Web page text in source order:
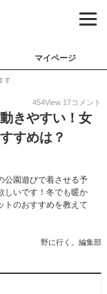
マイページ
す
454View 17コメント
きやすい！女
すめは？
公園遊びで着させる予
しいです！冬でも暖か
トのおすすめを教えて
野に行く。編集部